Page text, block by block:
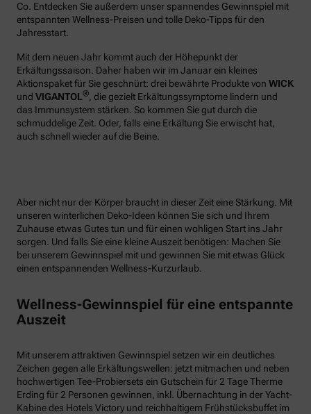
Co. Entdecken Sie außerdem unser spannendes Gewinnspiel mit
entspannten Wellness-Preisen und tolle Deko-Tipps für den
Jahresstart.
Mit dem neuen Jahr kommt auch der Höhepunkt der
Erkältungssaison. Daher haben wir im Januar ein kleines
Aktionspaket für Sie geschnürt: drei bewährte Produkte von WICK
und VIGANTOL®, die gezielt Erkältungssymptome lindern und
das Immunsystem stärken. So kommen Sie gut durch die
schmuddelige Zeit. Oder, falls eine Erkältung Sie erwischt hat,
auch schnell wieder auf die Beine.
Aber nicht nur der Körper braucht in dieser Zeit eine Stärkung. Mit
unseren winterlichen Deko-Ideen können Sie sich und Ihrem
Zuhause etwas Gutes tun und für einen wohligen Start ins Jahr
sorgen. Und falls Sie eine kleine Auszeit benötigen: Machen Sie
bei unserem Gewinnspiel mit und gewinnen Sie mit etwas Glück
einen entspannenden Wellness-Kurzurlaub.
Wellness-Gewinnspiel für eine entspannte
Auszeit
Mit unserem attraktiven Gewinnspiel setzen wir ein deutliches
Zeichen gegen alle Erkältungswellen: jetzt mitmachen und neben
hochwertigen Tee-Probiersets ein Gutschein für 2 Tage Therme
Erding für 2 Personen gewinnen, inkl. Übernachtung in der Yacht-
Kabine des Hotels Victory und reichhaltigem Frühstücksbuffet im